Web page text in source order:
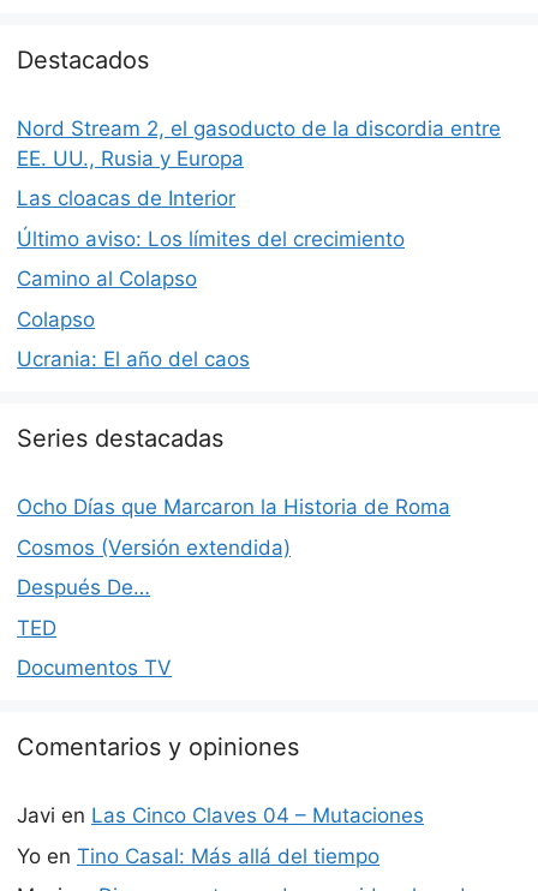
Destacados
Nord Stream 2, el gasoducto de la discordia entre
EE. UU., Rusia y Europa
Las cloacas de Interior
Último aviso: Los límites del crecimiento
Camino al Colapso
Colapso
Ucrania: El año del caos
Series destacadas
Ocho Días que Marcaron la Historia de Roma
Cosmos (Versión extendida)
Después De…
TED
Documentos TV
Comentarios y opiniones
Javi en Las Cinco Claves 04 – Mutaciones
Yo en Tino Casal: Más allá del tiempo